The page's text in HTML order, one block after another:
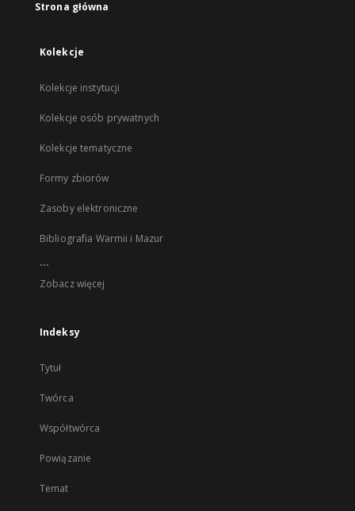
Strona główna
Kolekcje
Kolekcje instytucji
Kolekcje osób prywatnych
Kolekcje tematyczne
Formy zbiorów
Zasoby elektroniczne
Bibliografia Warmii i Mazur
...
Zobacz więcej
Indeksy
Tytuł
Twórca
Współtwórca
Powiązanie
Temat